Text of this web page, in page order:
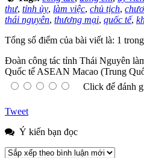
thư, tỉnh ủy, làm việc, chủ tịch,
thái nguyên, thương mại, quốc tế,
Tổng số điểm của bài viết là: 1
Đoàn công tác tỉnh Thái Nguyên
Quốc tế ASEAN Macao (Trung
Click để đánh
Tweet
Ý kiến bạn đọc